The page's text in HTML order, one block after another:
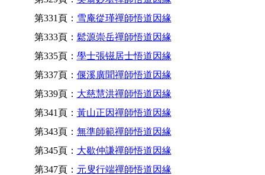
第331頁： 雪庵從瑾禪師悟道因緣
第333頁： 鬆源崇岳禪師悟道因緣
第335頁： 學士張镃居士悟道因緣
第337頁： 偃溪廣聞禪師悟道因緣
第339頁： 大慈慧洪禪師悟道因緣
第341頁： 黃山正因禪師悟道因緣
第343頁： 無準師範禪師悟道因緣
第345頁： 大歇仲謙禪師悟道因緣
第347頁： 元叟行端禪師悟道因緣